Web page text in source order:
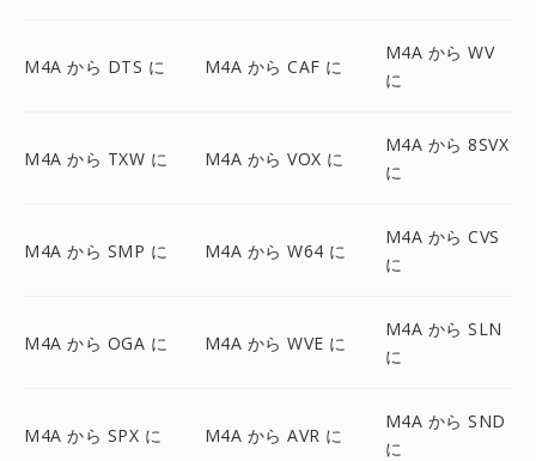
M4A から DTS に M4A から CAF に
M4A から WV
に
M4A から TXW に M4A から VOX に
M4A から 8SVX
に
M4A から SMP に M4A から W64 に
M4A から CVS
に
M4A から OGA に M4A から WVE に
M4A から SLN
に
M4A から SPX に M4A から AVR に
M4A から SND
に